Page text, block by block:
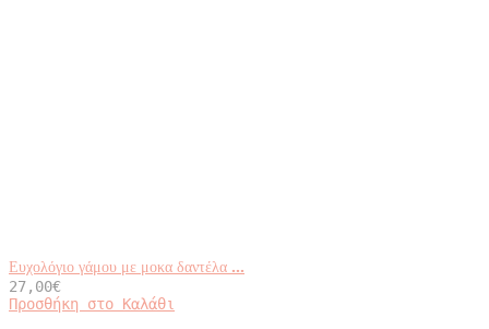
Ευχολόγιο γάμου με μοκα δαντέλα ...
27,00€
Προσθήκη στο Καλάθι